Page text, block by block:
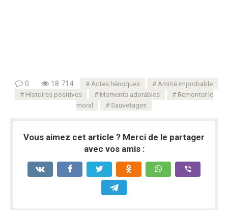
0 18 714 Actes héroïques
Amitié improbable
Histoires positives
Moments adorables
Remonter le
moral
Sauvetages
Vous aimez cet article ? Merci de le partager
avec vos amis :